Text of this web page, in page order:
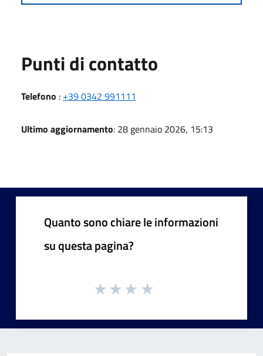
Punti di contatto
Telefono : +39 0342 991111
Ultimo aggiornamento: 28 gennaio 2026, 15:13
Quanto sono chiare le informazioni
su questa pagina?